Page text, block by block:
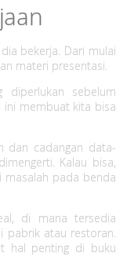
bekerja. Dari mulai
materi presentasi.
sebelum
ini membuat kita bisa
dan cadangan data-
Kalau bisa,
masalah pada benda
di mana tersedia
pabrik atau restoran.
hal penting di buku